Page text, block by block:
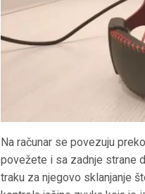
Na računar se povezuju
povežete i sa zadnje strane
traku za njegovo sklanjanje